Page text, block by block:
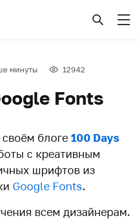
минуты 12942
Fonts
блоге 100 Days
с креативным
шрифтов из
Google Fonts.
всем дизайнерам.